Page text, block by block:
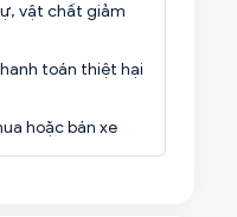
vật chất giảm
toán thiệt hại
hoặc bán xe